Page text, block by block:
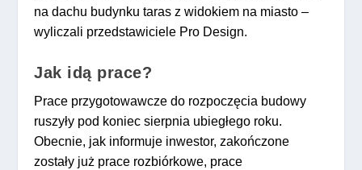
na dachu budynku taras z widokiem na miasto –
wyliczali przedstawiciele Pro Design.
Jak idą prace?
Prace przygotowawcze do rozpoczęcia budowy
ruszyły pod koniec sierpnia ubiegłego roku.
Obecnie, jak informuje inwestor, zakończone
zostały już prace rozbiórkowe, prace